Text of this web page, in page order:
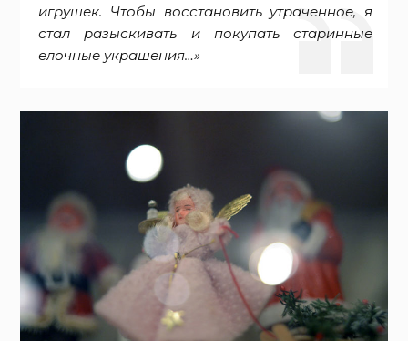
игрушек. Чтобы восстановить утраченное, я
стал разыскивать и покупать старинные
елочные украшения…»